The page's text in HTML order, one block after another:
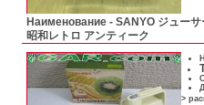
Наименование - SANYO ジュー
昭和レトロ アンティーク
>